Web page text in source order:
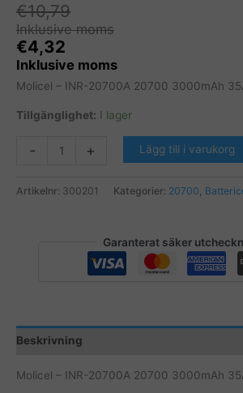
€10,79
Inklusive moms
€4,32
Inklusive moms
Molicel – INR-20700A 20700 3000mAh
Tillgänglighet: I lager
-
20700A
+ Lägg till i varukorg
Artikelnr: 300201 Kategorier: 20700
Garanterat säker
Beskrivning
Molicel – INR-20700A 20700 3000mAh